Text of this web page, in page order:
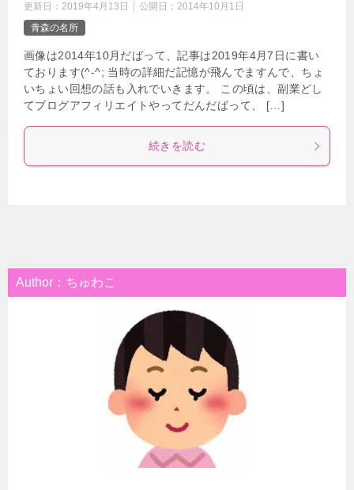
更新日： 2019年4月13日 公開日： 2014年10月1日
青森の名所
画像は2014年10月だばって、記事は2019年4月7日に書い
ております(^-^; 当時の詳細だ記憶が飛んでますんで、ちょ
いちょい回想の話も入れでいきます。 この頃は、副業どし
てブログアフィリエイトやってだんだばって、 […]
続きを読む
Author：ちゅわこ